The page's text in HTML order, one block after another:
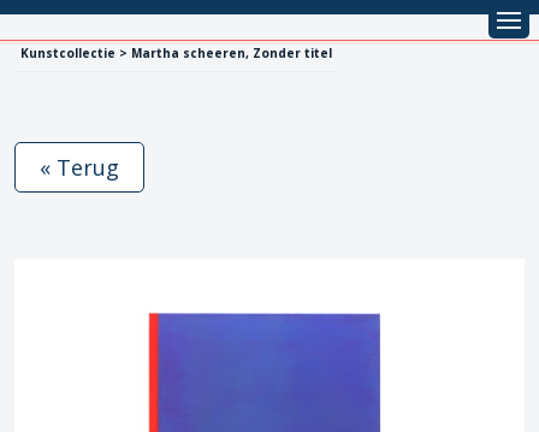
Kunstcollectie > Martha scheeren, Zonder titel
« Terug